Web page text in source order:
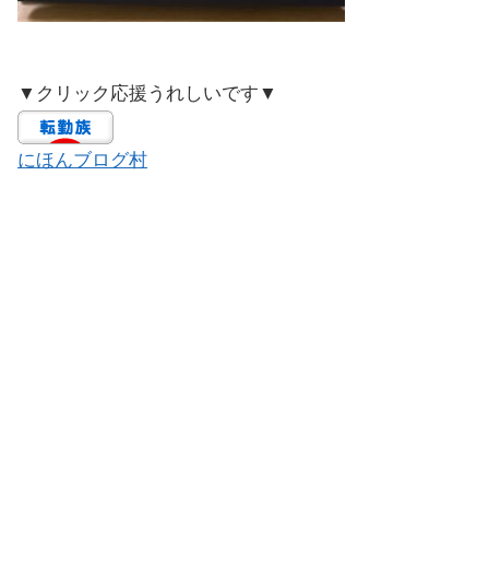
▼クリック応援うれしいです▼
にほんブログ村